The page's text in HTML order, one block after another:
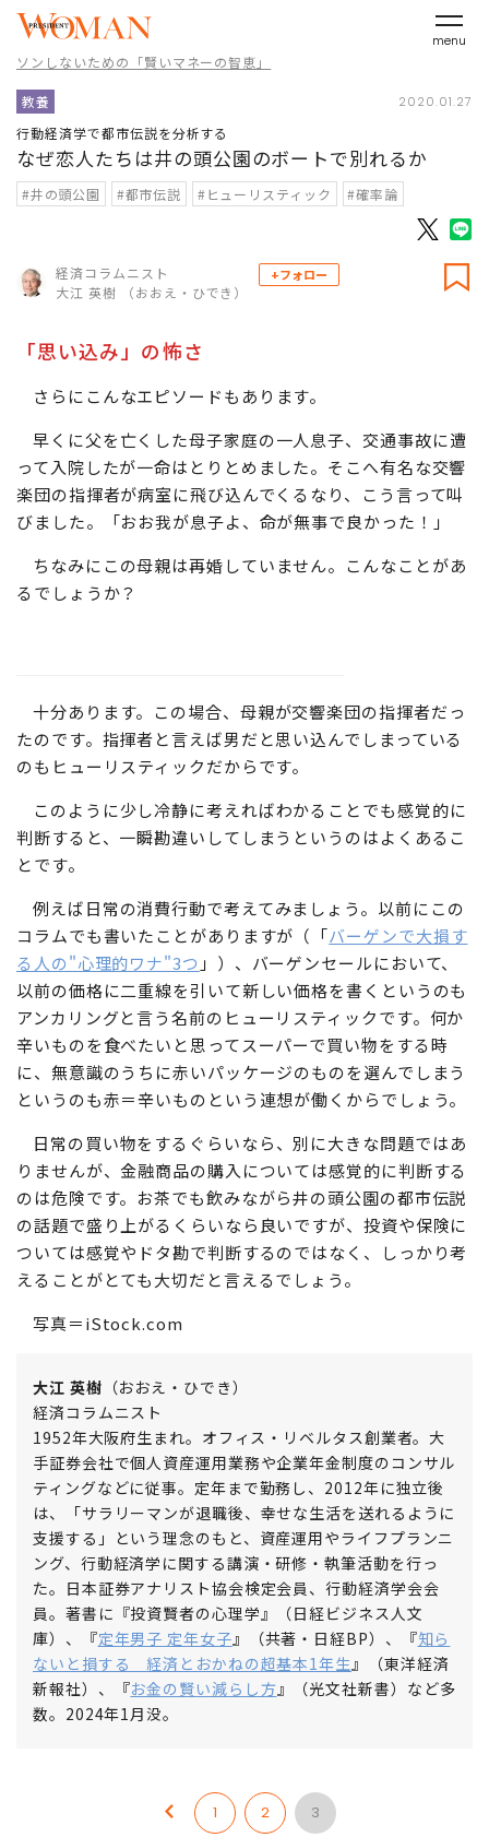
menu
ソンしないための「賢いマネーの智恵」
教養 2020.01.27
行動経済学で都市伝説を分析する
なぜ恋人たちは井の頭公園のボートで別れるか
#井の頭公園 #都市伝説 #ヒューリスティック #確率論
経済コラムニスト
大江 英樹 （おおえ・ひでき）
+フォロー
「思い込み」の怖さ
さらにこんなエピソードもあります。
早くに父を亡くした母子家庭の一人息子、交通事故に遭
って入院したが一命はとりとめました。そこへ有名な交響
楽団の指揮者が病室に飛び込んでくるなり、こう言って叫
びました。「おお我が息子よ、命が無事で良かった！」
ちなみにこの母親は再婚していません。こんなことがあ
るでしょうか？
十分あります。この場合、母親が交響楽団の指揮者だっ
たのです。指揮者と言えば男だと思い込んでしまっている
のもヒューリスティックだからです。
このように少し冷静に考えればわかることでも感覚的に
判断すると、一瞬勘違いしてしまうというのはよくあるこ
とです。
例えば日常の消費行動で考えてみましょう。以前にこの
コラムでも書いたことがありますが（「バーゲンで大損す
る人の"心理的ワナ"3つ 」）、バーゲンセールにおいて、
以前の価格に二重線を引いて新しい価格を書くというのも
アンカリングと言う名前のヒューリスティックです。何か
辛いものを食べたいと思ってスーパーで買い物をする時
に、無意識のうちに赤いパッケージのものを選んでしまう
というのも赤＝辛いものという連想が働くからでしょう。
日常の買い物をするぐらいなら、別に大きな問題ではあ
りませんが、金融商品の購入については感覚的に判断する
のは危険です。お茶でも飲みながら井の頭公園の都市伝説
の話題で盛り上がるくらいなら良いですが、投資や保険に
ついては感覚やドタ勘で判断するのではなく、しっかり考
えることがとても大切だと言えるでしょう。
写真＝iStock.com
大江 英樹 （おおえ・ひでき）
経済コラムニスト
1952年大阪府生まれ。オフィス・リベルタス創業者。大
手証券会社で個人資産運用業務や企業年金制度のコンサル
ティングなどに従事。定年まで勤務し、2012年に独立後
は、「サラリーマンが退職後、幸せな生活を送れるように
支援する」という理念のもと、資産運用やライフプランニ
ング、行動経済学に関する講演・研修・執筆活動を行っ
た。日本証券アナリスト協会検定会員、行動経済学会会
員。著書に『投資賢者の心理学』（日経ビジネス人文
庫）、『定年男子 定年女子 』（共著・日経BP）、『知ら
ないと損する 経済とおかねの超基本1年生 』（東洋経済
新報社）、『お金の賢い減らし方 』（光文社新書）など多
数。2024年1月没。
1 2 3